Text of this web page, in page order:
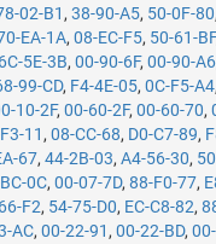
02-B1 ,38-90-A5, 50-0F-80
EA-1A,08-EC-F5, 50-61-BF
6C-5E-3B,00-90-6F,00-90-A6
99-CD, F4-4E-05,0C-F5-A4
10-2F,00-60-2F,00-60-70,
11 ,08-CC-68, D0-C7-89,
67,44-2B-03,A4-56-30,
0C,00-07-7D,88-F0-77,
F2, 54-75-D0, EC-C8-82,
AC,00-22-91 ,00-22-BD,